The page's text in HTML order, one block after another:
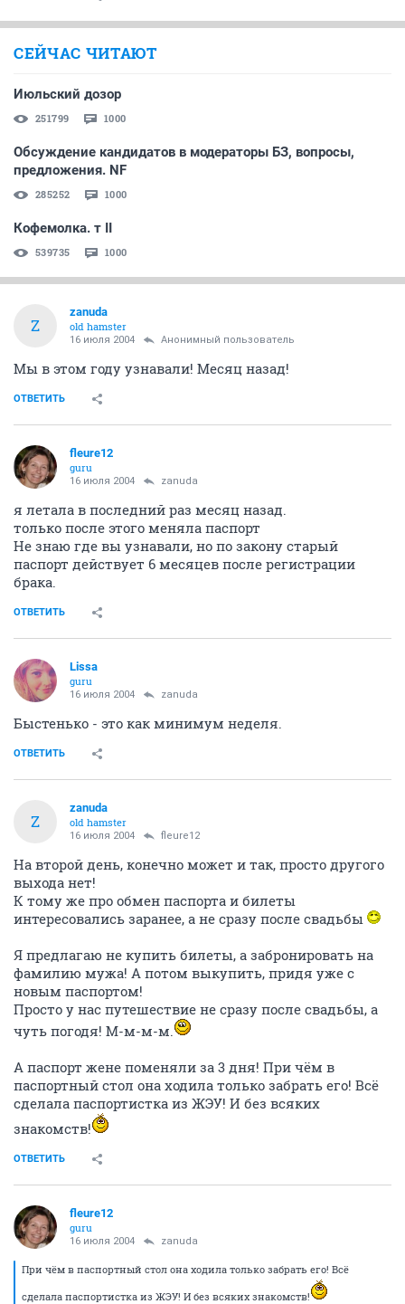
СЕЙЧАС ЧИТАЮТ
Июльский дозор
251799 1000
Обсуждение кандидатов в модераторы БЗ, вопросы,
предложения. NF
285252 1000
Кофемолка. т II
539735 1000
Z
zanuda
old hamster
16 июля 2004 Анонимный пользователь
Мы в этом году узнавали! Месяц назад!
ОТВЕТИТЬ
fleure12
guru
16 июля 2004 zanuda
я летала в последний раз месяц назад.
только после этого меняла паспорт
Не знаю где вы узнавали, но по закону старый
паспорт действует 6 месяцев после регистрации
брака.
ОТВЕТИТЬ
Lissa
guru
16 июля 2004 zanuda
Быстенько - это как минимум неделя.
ОТВЕТИТЬ
Z
zanuda
old hamster
16 июля 2004 fleure12
На второй день, конечно может и так, просто другого
выхода нет!
К тому же про обмен паспорта и билеты
интересовались заранее, а не сразу после свадьбы
Я предлагаю не купить билеты, а забронировать на
фамилию мужа! А потом выкупить, придя уже с
новым паспортом!
Просто у нас путешествие не сразу после свадьбы, а
чуть погодя! М-м-м-м.
А паспорт жене поменяли за 3 дня! При чём в
паспортный стол она ходила только забрать его! Всё
сделала паспортистка из ЖЭУ! И без всяких
знакомств!
ОТВЕТИТЬ
fleure12
guru
16 июля 2004 zanuda
При чём в паспортный стол она ходила только забрать его! Всё
сделала паспортистка из ЖЭУ! И без всяких знакомств!